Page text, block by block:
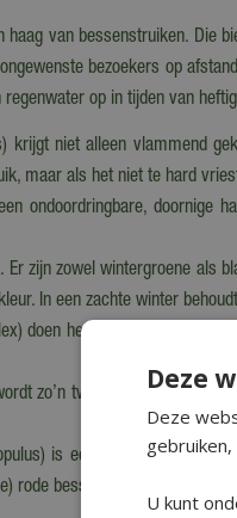
haag van bessenstruiken. Die
bezoekers op
op in tijden van
krijgt niet alleen vlammend
maar als het niet te hard
ondoordringbare,
Er zijn zowel wintergroene als
In een zachte winter
doen het zelfs prima in
zo’n twee meter hoog,
is een inheemse
rode bessen.
Deze
Deze
U kunt